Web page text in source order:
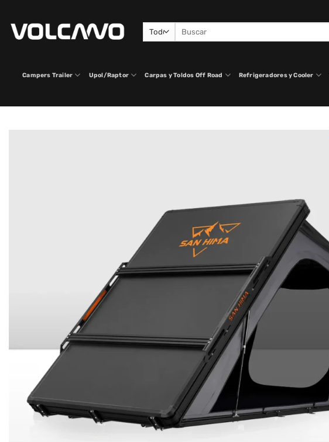
contenido
Buscar
Campers Trailer Upol/Raptor Carpas y Toldos Off Road Refrigeradores y Cooler